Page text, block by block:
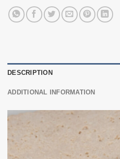
DESCRIPTION
ADDITIONAL INFORMATION